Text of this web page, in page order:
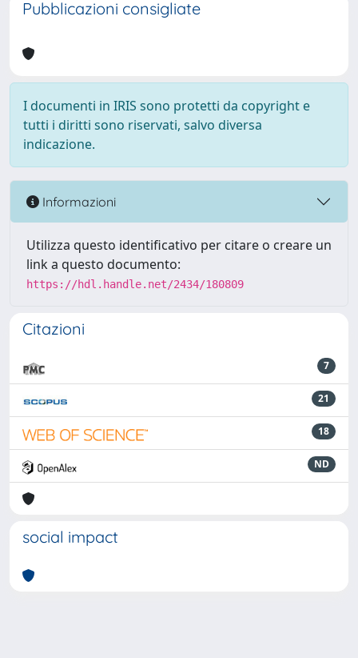
Pubblicazioni consigliate
I documenti in IRIS sono protetti da copyright e
tutti i diritti sono riservati, salvo diversa
indicazione.
Informazioni
Utilizza questo identificativo per citare o creare un
link a questo documento:
https://hdl.handle.net/2434/180809
Citazioni
7
21
18
ND
social impact